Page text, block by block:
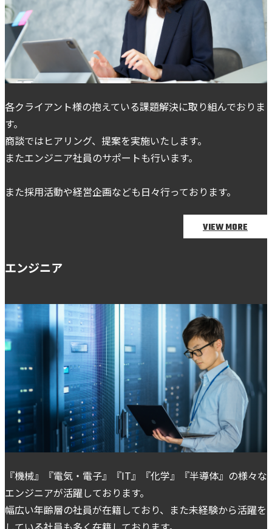
各クライアント様の抱えている課題解決に取り組んでおりま
す。
商談ではヒアリング、提案を実施いたします。
またエンジニア社員のサポートも行います。
また採用活動や経営企画なども日々行っております。
VIEW MORE
エンジニア
『機械』『電気・電子』『IT』『化学』『半導体』の様々な
エンジニアが活躍しております。
幅広い年齢層の社員が在籍しており、また未経験から活躍を